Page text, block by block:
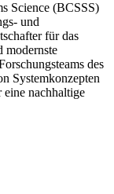
Science (BCSSS)
und
für das
modernste
des
Systemkonzepten
nachhaltige